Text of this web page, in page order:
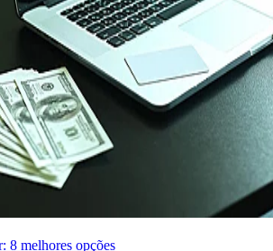
8 melhores opções